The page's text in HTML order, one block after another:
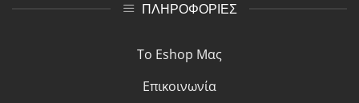
ΠΛΗΡΟΦΟΡΙΕΣ
Το Eshop Μας
Επικοινωνία